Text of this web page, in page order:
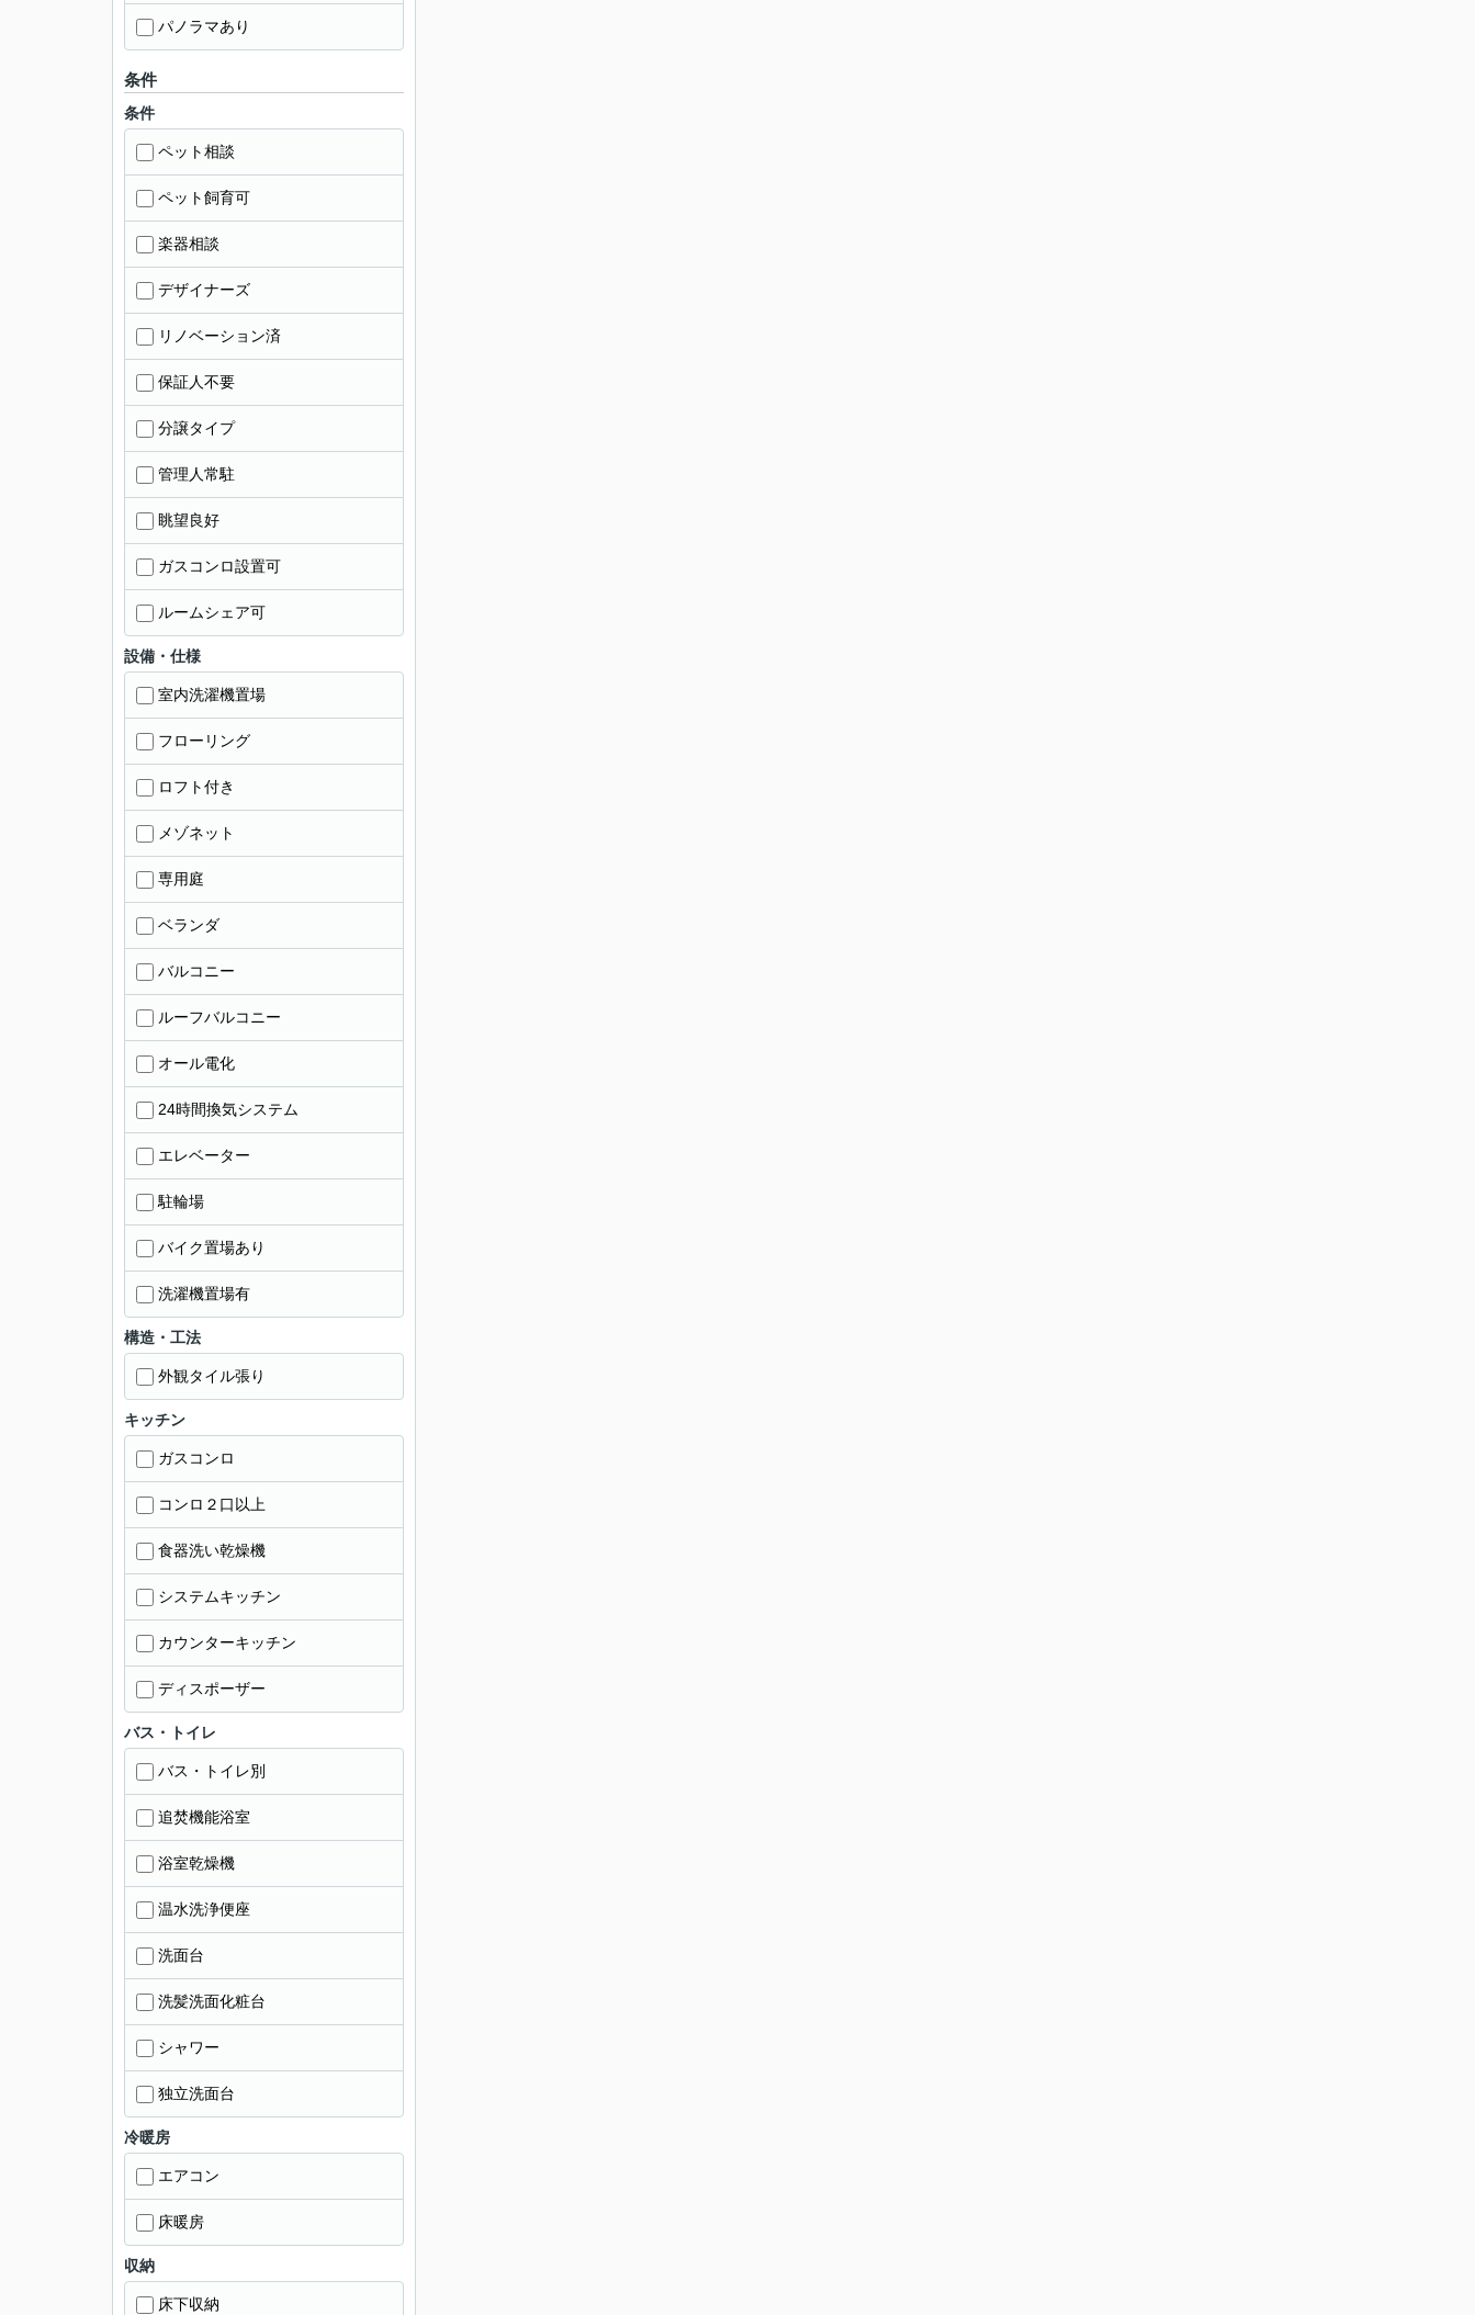
パノラマあり
条件
条件
ペット相談
ペット飼育可
楽器相談
デザイナーズ
リノベーション済
保証人不要
分譲タイプ
管理人常駐
眺望良好
ガスコンロ設置可
ルームシェア可
設備・仕様
室内洗濯機置場
フローリング
ロフト付き
メゾネット
専用庭
ベランダ
バルコニー
ルーフバルコニー
オール電化
24時間換気システム
エレベーター
駐輪場
バイク置場あり
洗濯機置場有
構造・工法
外観タイル張り
キッチン
ガスコンロ
コンロ２口以上
食器洗い乾燥機
システムキッチン
カウンターキッチン
ディスポーザー
バス・トイレ
バス・トイレ別
追焚機能浴室
浴室乾燥機
温水洗浄便座
洗面台
洗髪洗面化粧台
シャワー
独立洗面台
冷暖房
エアコン
床暖房
収納
床下収納